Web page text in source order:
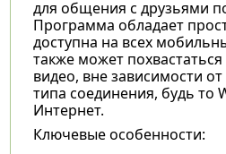
для общения с друзьями
Программа обладает
доступна на всех
также может
видео, вне зависимости
типа соединения, будь то
Интернет.
Ключевые особенности: